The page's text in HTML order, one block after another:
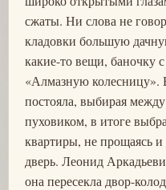
сжаты. Ни слова не
кладовки большую
какие-то вещи, баночку
«Алмазную колесницу».
постояла, выбирая
пуховиком, в итоге
квартиры, не прощаясь и
дверь. Леонид
она пересекла двор-